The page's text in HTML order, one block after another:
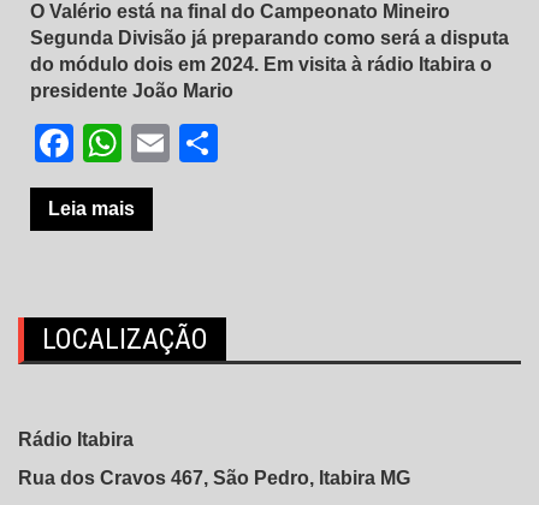
O Valério está na final do Campeonato Mineiro
Segunda Divisão já preparando como será a disputa
do módulo dois em 2024. Em visita à rádio Itabira o
presidente João Mario
Facebook
WhatsApp
Email
Leia mais
LOCALIZAÇÃO
Rádio Itabira
Rua dos Cravos 467, São Pedro, Itabira MG